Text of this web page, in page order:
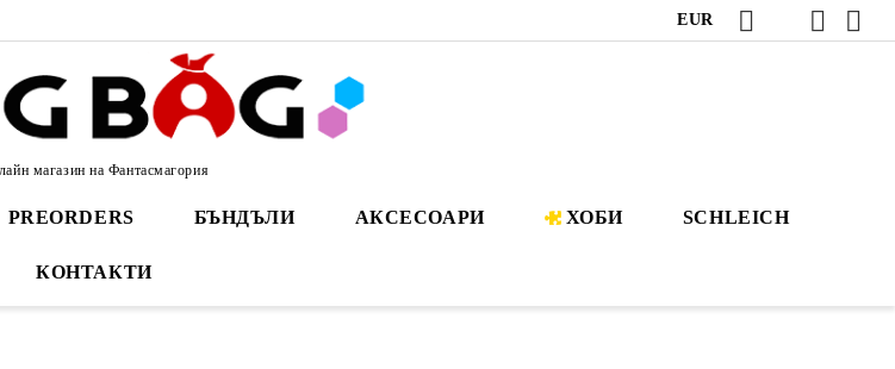
EUR
магазин на Фантасмагория
PREORDERS БЪНДЪЛИ АКСЕСОАРИ ХОБИ SCHLEICH
КОНТАКТИ